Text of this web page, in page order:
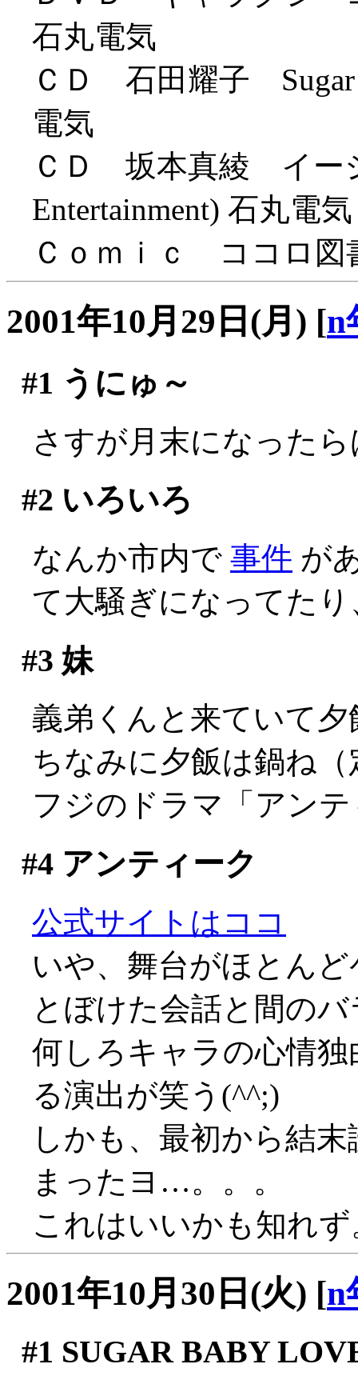
石丸電気
ＣＤ 石田耀子 Sugar
電気
ＣＤ 坂本真綾 イー
Entertainment) 石丸電気
Ｃｏｍｉｃ ココロ図
2001年10月29日(月) [n
#1 うにゅ～
さすが月末になった
#2 いろいろ
なんか市内で 事件 が
て大騒ぎになってた
#3 妹
義弟くんと来ていて
ちなみに夕飯は鍋ね
フジのドラマ「アン
#4アンティーク
公式サイトはココ
いや、舞台がほとん
とぼけた会話と間の
何しろキャラの心情
る演出が笑う(^^;)
しかも、最初から結
まったヨ…。。。
これはいいかも知れ
2001年10月30日(火) [n
#1 SUGAR BABY